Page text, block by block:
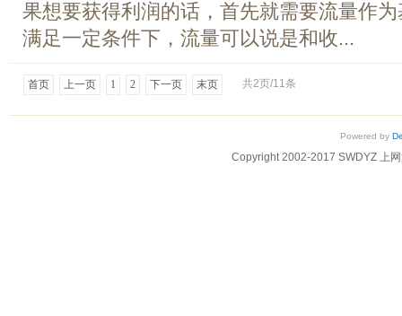
果想要获得利润的话，首先就需要流量作
满足一定条件下，流量可以说是和收...
共2页/11条
首页 上一页 1 2 下一页 末页
Powered by
Copyright 2002-2017 SWDYZ 上